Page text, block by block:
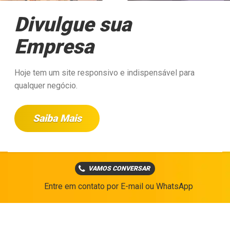
Divulgue sua
Empresa
Hoje tem um site responsivo e indispensável para
qualquer negócio.
Saiba Mais
VAMOS CONVERSAR
Entre em contato por E-mail ou WhatsApp